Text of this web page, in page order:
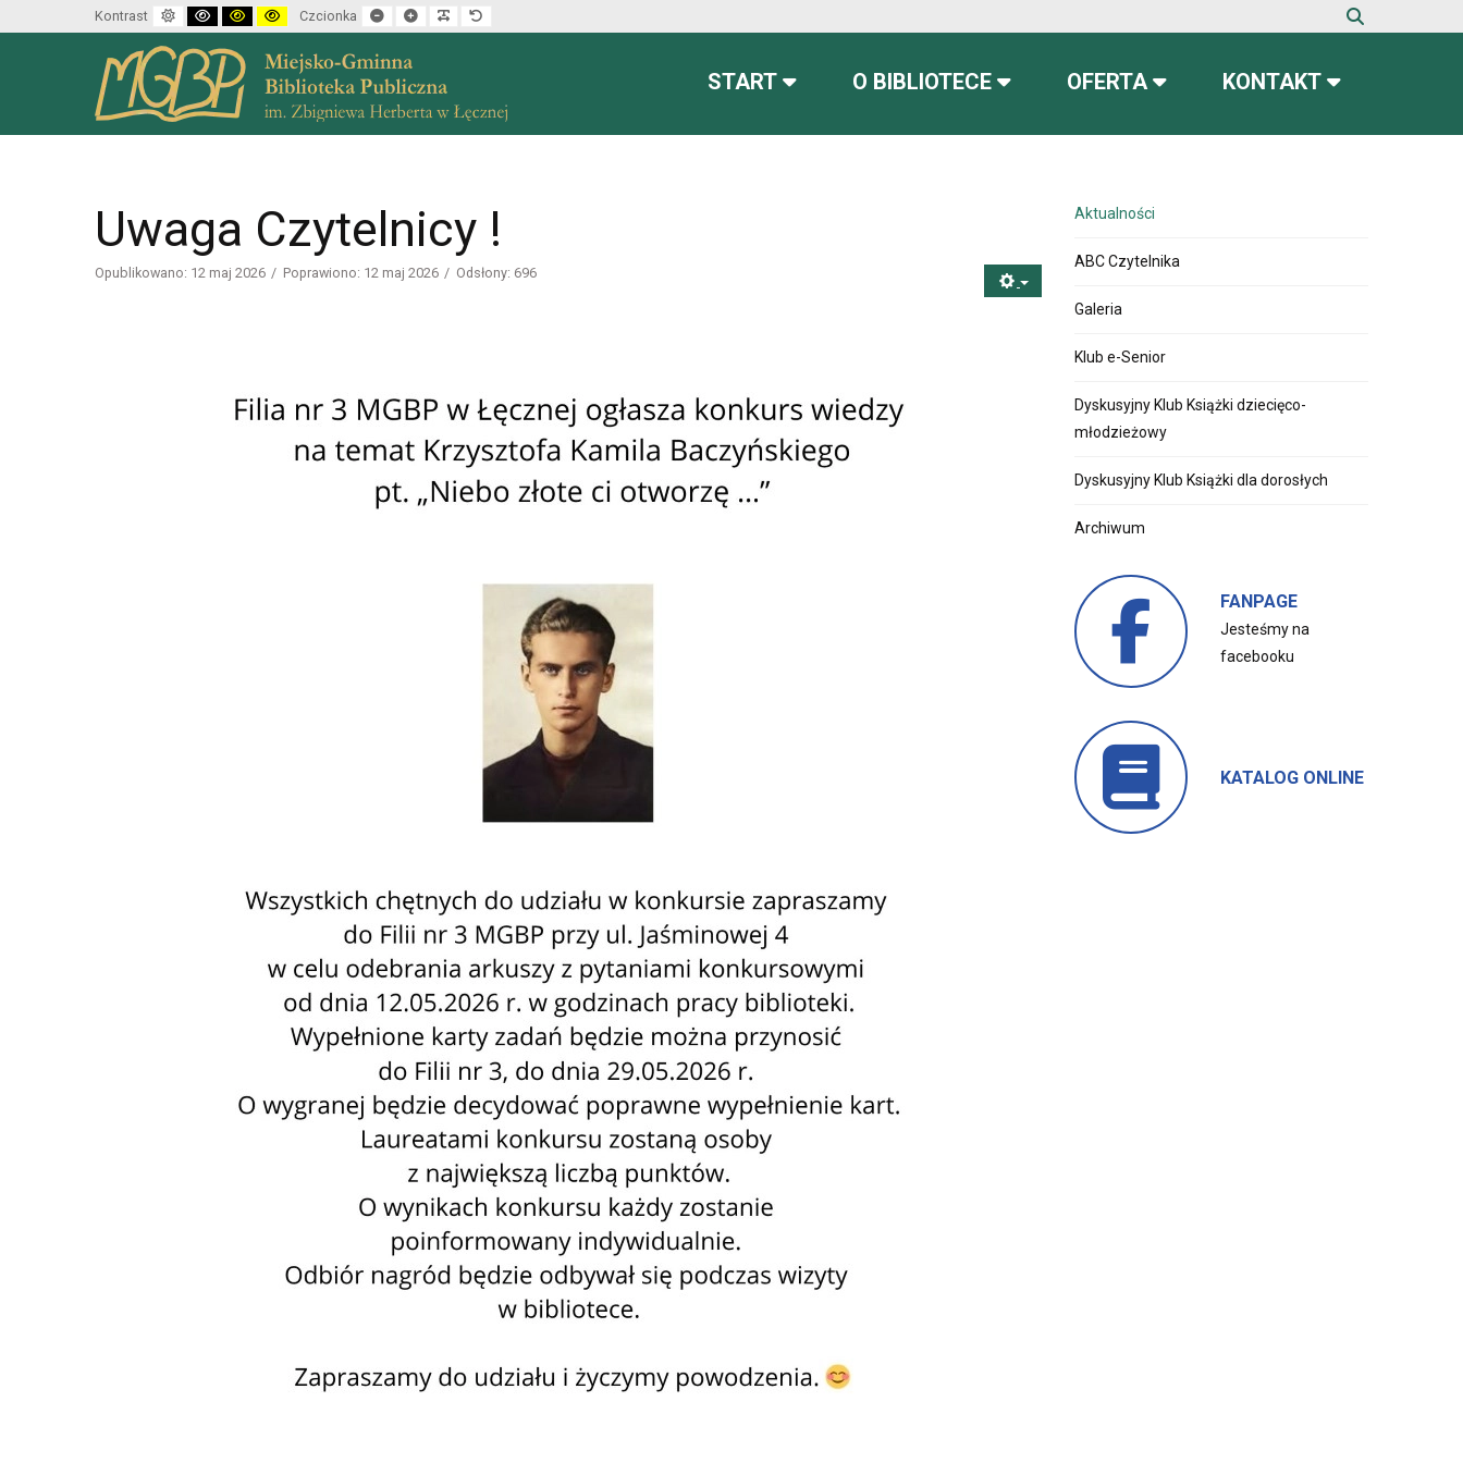
Kontrast Default mode
High contrast black white mode
High contrast black yellow mode
High contrast yellow black mode
Czcionka Set smaller font
Set larger font
Make font more readable
START O BIBLIOTECE OFERTA KONTAKT
Uwaga Czytelnicy !
Opublikowano: 12 maj 2026 Poprawiono: 12 maj 2026 Odsłony: 696
Aktualności
ABC Czytelnika
Galeria
Klub e-Senior
Dyskusyjny Klub Książki dziecięco-
młodzieżowy
Dyskusyjny Klub Książki dla dorosłych
Archiwum
FANPAGE
Jesteśmy na
facebooku
KATALOG ONLINE